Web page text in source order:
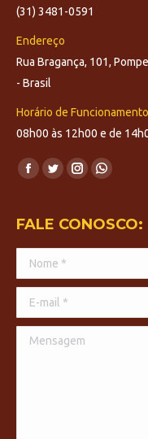
(31) 3481-0591
Endereço
Rua Bragança, 101,
- Brasil
Horário de Funcionamento
08h00 às 12h00 e de
Encontre-nos em:
Facebook
opens
new
window
Twitter
opens
new
window
Instagram
opens
window
Whatsapp
opens
window
FALE CONOSCO:
Nome *
E-mail *
Mensagem